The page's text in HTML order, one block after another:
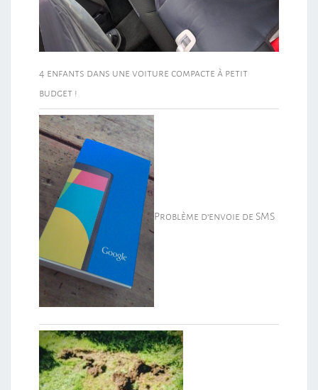
4 enfants dans une voiture compacte à petit
budget !
Problème d’envoie de SMS